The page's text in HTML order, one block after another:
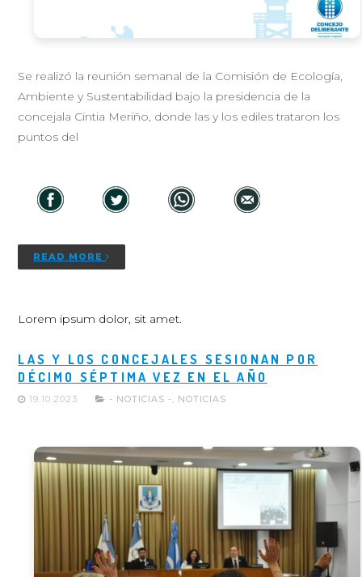
Se realizó la reunión semanal de la Comisión de Ecología,
Ambiente y Sustentabilidad bajo la presidencia de la
concejala Cintia Meriño, donde las y los ediles trataron los
puntos del
READ MORE
Lorem ipsum dolor, sit amet.
LAS Y LOS CONCEJALES SESIONAN POR
DÉCIMO SÉPTIMA VEZ EN EL AÑO
19.10.2023 - NOTICIAS - NOTICIAS